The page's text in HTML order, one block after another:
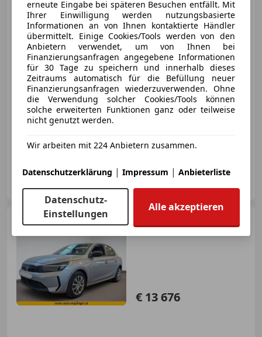
€ 11 990
07/2018
Autohaus Eckl GmbH
€ 13 676
erneute Eingabe bei späteren Besuchen entfällt. Mit
Ihrer Einwilligung werden nutzungsbasierte
Informationen an von Ihnen kontaktierte Händler
übermittelt. Einige Cookies/Tools werden von den
Anbietern verwendet, um von Ihnen bei
Finanzierungsanfragen angegebene Informationen
für 30 Tage zu speichern und innerhalb dieses
Zeitraums automatisch für die Befüllung neuer
Finanzierungsanfragen wiederzuverwenden. Ohne
die Verwendung solcher Cookies/Tools können
solche erweiterten Funktionen ganz oder teilweise
nicht genutzt werden.
Wir arbeiten mit 224 Anbietern zusammen.
Datenschutzerklärung | Impressum | Anbieterliste
Datenschutz-
Einstellungen
Alle akzeptieren